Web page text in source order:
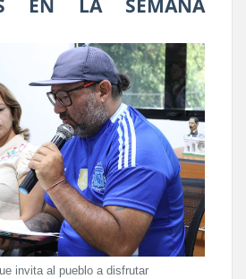
EN LA SEMANA
invita al pueblo a disfrutar